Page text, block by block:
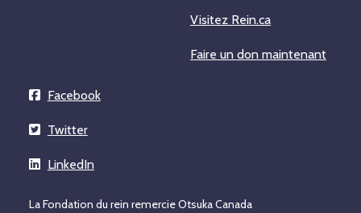
Visitez Rein.ca
Faire un don maintenant
Facebook
Twitter
LinkedIn
La Fondation du rein remercie Otsuka Canada